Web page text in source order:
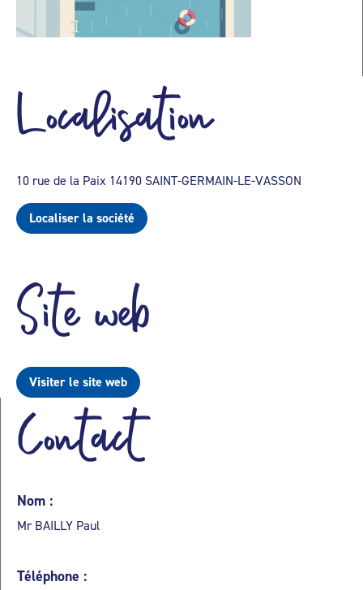
Localisation
10 rue de la Paix 14190 SAINT-GERMAIN-LE-VASSON
Localiser la société
Site web
Visiter le site web
Contact
Nom :
Mr BAILLY Paul
Téléphone :